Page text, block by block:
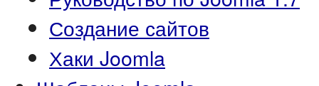
Создание сайтов
Хаки Joomla